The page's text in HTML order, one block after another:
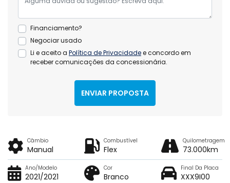
Financiamento?
Negociar usado
Li e aceito a Política de Privacidadee concordo em
receber comunicações da concessionária.
ENVIAR PROPOSTA
Câmbio
Manual
Combustível
Flex
Quilometragem
73.000km
Ano/Modelo
2021/2021
Cor
Branco
Final Da Placa
XXX9I00